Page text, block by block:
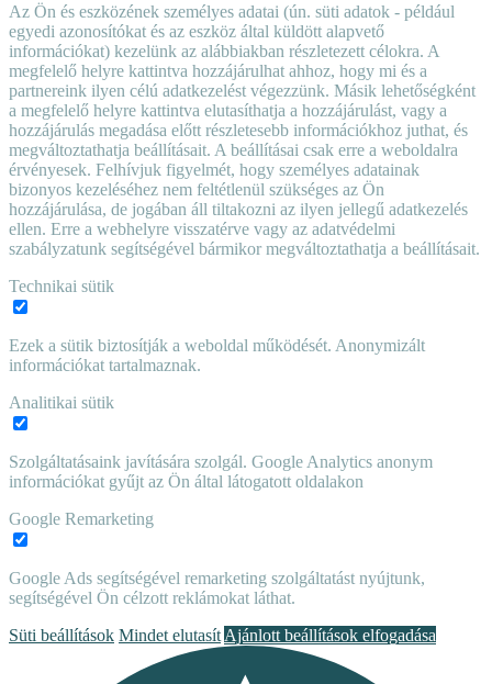
Az Ön és eszközének személyes adatai (ún. süti adatok - például
egyedi azonosítókat és az eszköz által küldött alapvető
információkat) kezelünk az alábbiakban részletezett célokra. A
megfelelő helyre kattintva hozzájárulhat ahhoz, hogy mi és a
partnereink ilyen célú adatkezelést végezzünk. Másik lehetőségként
a megfelelő helyre kattintva elutasíthatja a hozzájárulást, vagy a
hozzájárulás megadása előtt részletesebb információkhoz juthat, és
megváltoztathatja beállításait. A beállításai csak erre a weboldalra
érvényesek. Felhívjuk figyelmét, hogy személyes adatainak
bizonyos kezeléséhez nem feltétlenül szükséges az Ön
hozzájárulása, de jogában áll tiltakozni az ilyen jellegű adatkezelés
ellen. Erre a webhelyre visszatérve vagy az adatvédelmi
szabályzatunk segítségével bármikor megváltoztathatja a beállításait.
Technikai sütik
Ezek a sütik biztosítják a weboldal működését. Anonymizált
információkat tartalmaznak.
Analitikai sütik
Szolgáltatásaink javítására szolgál. Google Analytics anonym
információkat gyűjt az Ön által látogatott oldalakon
Google Remarketing
Google Ads segítségével remarketing szolgáltatást nyújtunk,
segítségével Ön célzott reklámokat láthat.
Süti beállítások Mindet elutasít Ajánlott beállítások elfogadása